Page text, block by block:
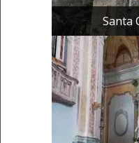
Santa